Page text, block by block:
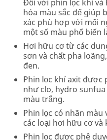
Đối với phin lọc khí và
hóa màu sắc để giúp
xác phù hợp với mối
một số màu phổ biến
Hơi hữu cơ từ các
sơn và chất pha
đen.
Phin lọc khí axit được
như clo, hydro
màu trắng.
Phin lọc có nhãn
các loại hơi hữu cơ và
Phin lọc được phê